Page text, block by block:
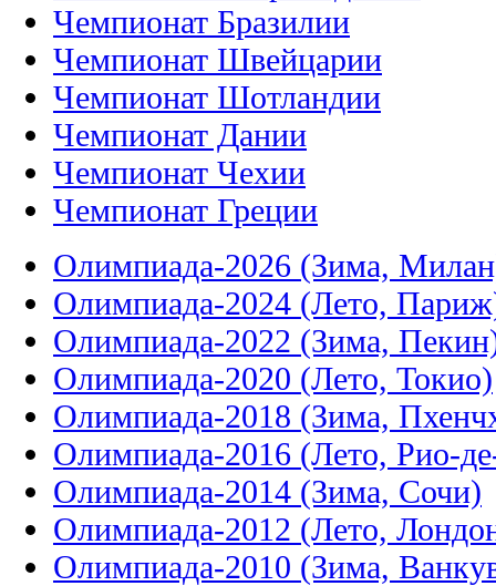
Чемпионат Бразилии
Чемпионат Швейцарии
Чемпионат Шотландии
Чемпионат Дании
Чемпионат Чехии
Чемпионат Греции
Олимпиада-2026 (Зима,
Олимпиада-2024 (Лето,
Олимпиада-2022 (Зима,
Олимпиада-2020 (Лето, Токио)
Олимпиада-2018 (Зима,
Олимпиада-2016 (Лето, Рио-
Олимпиада-2014 (Зима, Сочи)
Олимпиада-2012 (Лето,
Олимпиада-2010 (Зима,